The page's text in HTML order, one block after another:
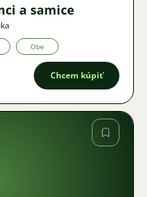
a samice
Obe
Chcem kúpiť